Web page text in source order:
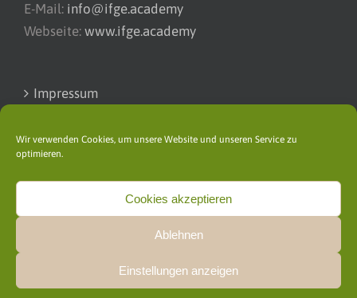
Wir verwenden Cookies, um unsere Website und unseren Service zu
optimieren.
Cookies akzeptieren
Ablehnen
Einstellungen anzeigen
E-Mail: info@ifge.academy
Webseite: www.ifge.academy
Impressum
Datenschutz-Erklärung
Das ifge ist das Weiterbildungs-Institut des